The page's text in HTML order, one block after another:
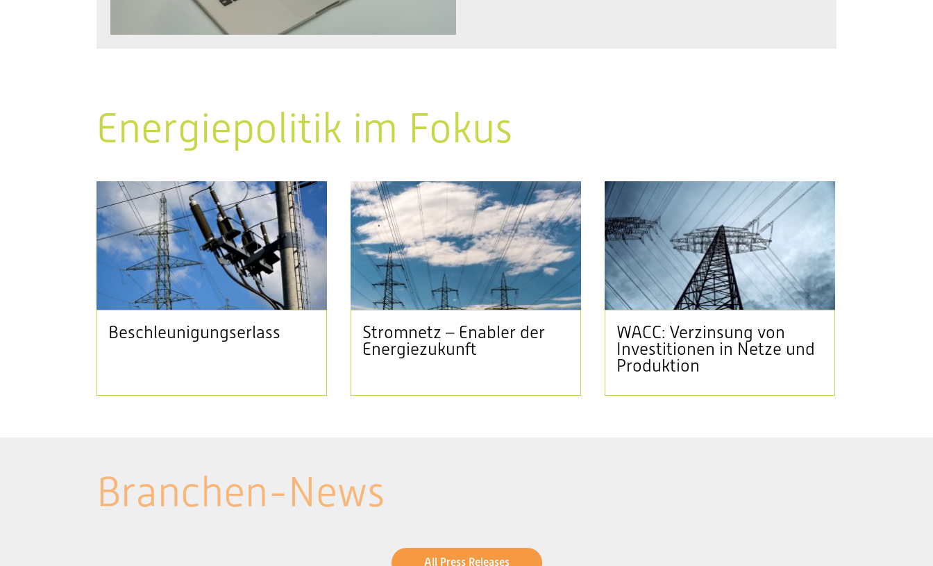
Energiepolitik im Fokus
Beschleunigungserlass
Stromnetz – Enabler der
Energiezukunft
WACC: Verzinsung von
Investitionen in Netze und
Produktion
Branchen-News
All Press Releases